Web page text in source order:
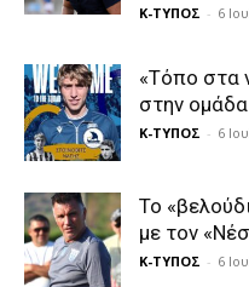
Κ-ΤΥΠΟΣ - 6
«Τόπο στα
στην
Κ-ΤΥΠΟΣ - 6
Το
με τον
Κ-ΤΥΠΟΣ - 6